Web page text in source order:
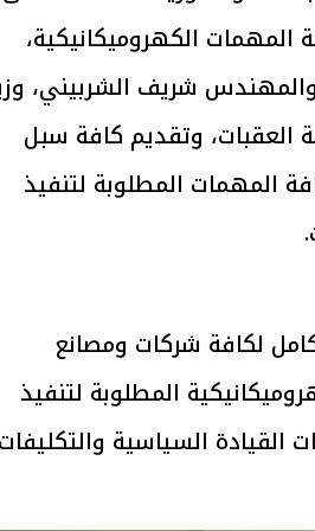
المهمات الكهروميكانيكية،
شريف الشربيني،
العقبات، وتقديم كافة سبل
المهمات المطلوبة لتنفيذ
لكافة شركات ومصانع
المطلوبة لتنفيذ
السياسية والتكليفات
واسع.. والبترول: مصر تعزز
بوصفها مركزًا إقليميًّا للطاقة
30 مارس 2026 03:59 م